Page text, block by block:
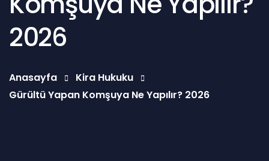
2026
Anasayfa
Kira Hukuku
Gürültü Yapan Komşuya Ne Yapılır? 2026